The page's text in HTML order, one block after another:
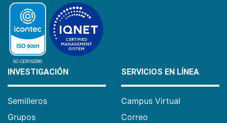
INVESTIGACIÓN
Semilleros
Grupos
SERVICIOS EN LÍNEA
Campus Virtual
Correo